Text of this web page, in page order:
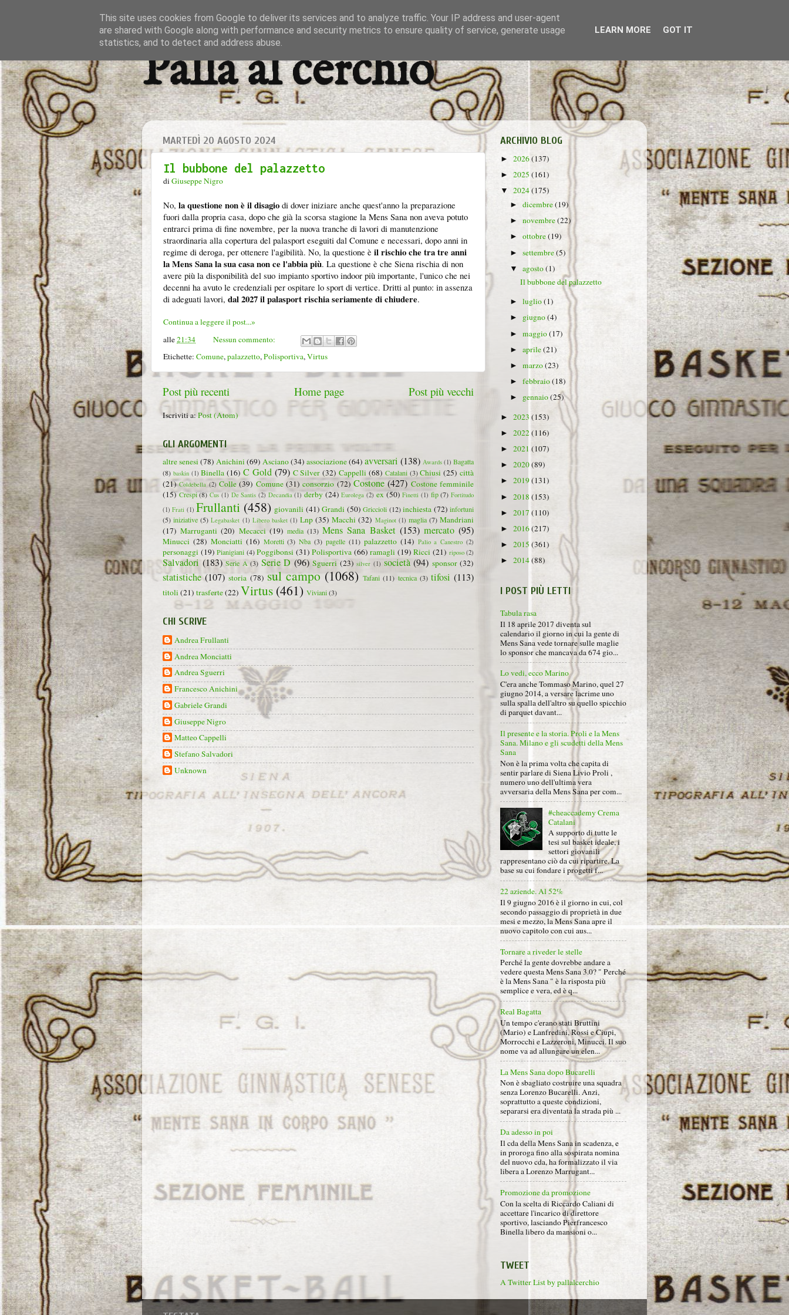
Palla al cerchio
MARTEDÌ 20 AGOSTO 2024
Il bubbone del palazzetto
diGiuseppe Nigro
No, la questione non è il disagio di dover iniziare anche quest'anno la preparazione
fuori dalla propria casa, dopo che già la scorsa stagione la Mens Sana non aveva potuto
entrarci prima di fine novembre, per la nuova tranche di lavori di manutenzione
straordinaria alla copertura del palasport eseguiti dal Comune e necessari, dopo anni in
regime di deroga, per ottenere l'agibilità. No, la questione è il rischio che tra tre anni
la Mens Sana la sua casa non ce l'abbia più. La questione è che Siena rischia di non
avere più la disponibilità del suo impianto sportivo indoor più importante, l'unico che nei
decenni ha avuto le credenziali per ospitare lo sport di vertice. Dritti al punto: in assenza
di adeguati lavori, dal 2027 il palasport rischia seriamente di chiudere.
Continua a leggere il post...»
alle21:34
Nessun commento:
Etichette: Comune, palazzetto, Polisportiva, Virtus
Post più recenti Post più vecchi
Home page
Iscriviti a:Post (Atom)
GLI ARGOMENTI
altre senesi (78) Anichini (69) Asciano(34) associazione(64) avversari (138) Awards (1) Bagatta
(8) baskin (1) Binella (16) C Gold (79) C Silver (32) Cappelli (68) Catalani (3) Chiusi (25) città
(21) Coldebella (2) Colle (39) Comune (31) consorzio (72) Costone (427) Costone femminile
(15) Crespi (8) Cus (1) De Santis (2) Decandia (1) derby (24) Eurolega (2) ex (50) Finetti (1) fip (7) Fortitudo
(1) Frati (1) Frullanti (458) giovanili (41) Grandi (50) Griccioli (12) inchiesta (72) infortuni
(5) iniziative (5) Legabasket (1) Libero basket (1) Lnp (35) Macchi (32) Maginot (1) maglia (7) Mandriani
(17) Marruganti (20) Mecacci (19) media (13) Mens Sana Basket (153) mercato (95)
Minucci (28) Monciatti (16) Moretti (3) Nba (3) pagelle (11) palazzetto (14) Palio a Canestro (2)
personaggi (19) Pianigiani (4) Poggibonsi (31) Polisportiva (66) ramagli (19) Ricci (21) riposo (2)
Salvadori (183) Serie A (3) Serie D (96) Sguerri (23) silver (1) società (94) sponsor (32)
statistiche (107) storia (78) sul campo (1068) Tafani (11) tecnica (3) tifosi (113)
titoli(21) trasferte(22) Virtus (461) Viviani(3)
CHI SCRIVE
Andrea Frullanti
Andrea Monciatti
Andrea Sguerri
Francesco Anichini
Gabriele Grandi
Giuseppe Nigro
Matteo Cappelli
Stefano Salvadori
Unknown
ARCHIVIO BLOG
► 2026(137)
► 2025 (161)
▼ 2024(175)
►dicembre(19)
►novembre(22)
►ottobre(19)
►settembre(5)
▼agosto(1)
Il bubbone del palazzetto
►luglio(1)
► giugno(4)
►maggio(17)
►aprile(21)
►marzo(23)
►febbraio(18)
► gennaio(25)
► 2023 (153)
► 2022(116)
► 2021 (107)
► 2020(89)
► 2019(131)
► 2018 (153)
► 2017 (110)
► 2016(217)
► 2015 (361)
► 2014(88)
I POST PIÙ LETTI
Tabula rasa
Il 18 aprile 2017 diventa sul
calendario il giorno in cui la gente di
Mens Sana vede tornare sulle maglie
lo sponsor che mancava da 674 gio...
Lo vedi, ecco Marino
C'era anche Tommaso Marino, quel 27
giugno 2014, a versare lacrime uno
sulla spalla dell'altro su quello spicchio
di parquet davant...
Il presente e la storia. Proli e la Mens
Sana. Milano e gli scudetti della Mens
Sana
Non è la prima volta che capita di
sentir parlare di Siena Livio Proli ,
numero uno dell'ultima vera
avversaria della Mens Sana per com...
#cheaccademy Crema
Catalani
A supporto di tutte le
tesi sul basket ideale, i
settori giovanili
rappresentano ciò da cui ripartire. La
base su cui fondare i progetti f...
22 aziende. Al 52%
Il 9 giugno 2016 è il giorno in cui, col
secondo passaggio di proprietà in due
mesi e mezzo, la Mens Sana apre il
nuovo capitolo con cui aus...
Tornare a riveder le stelle
Perché la gente dovrebbe andare a
vedere questa Mens Sana 3.0? " Perché
è la Mens Sana " è la risposta più
semplice e vera, ed è q...
Real Bagatta
Un tempo c'erano stati Bruttini
(Mario) e Lanfredini, Rossi e Ciupi,
Morrocchi e Lazzeroni, Minucci. Il suo
nome va ad allungare un elen...
La Mens Sana dopo Bucarelli
Non è sbagliato costruire una squadra
senza Lorenzo Bucarelli. Anzi,
soprattutto a queste condizioni,
separarsi era diventata la strada più ...
Da adesso in poi
Il cda della Mens Sana in scadenza, e
in proroga fino alla sospirata nomina
del nuovo cda, ha formalizzato il via
libera a Lorenzo Marrugant...
Promozione da promozione
Con la scelta di Riccardo Caliani di
accettare l'incarico di direttore
sportivo, lasciando Pierfrancesco
Binella libero da mansioni o...
TWEET
A Twitter List by pallalcerchio
This site uses cookies from Google to deliver its services and to analyze traffic. Your IP address and user-agent
are shared with Google along with performance and security metrics to ensure quality of service, generate usage
statistics, and to detect and address abuse.
LEARN MORE GOT IT